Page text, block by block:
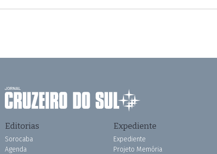
Editorias
Sorocaba
Agenda
Expediente
Expediente
Projeto Memória